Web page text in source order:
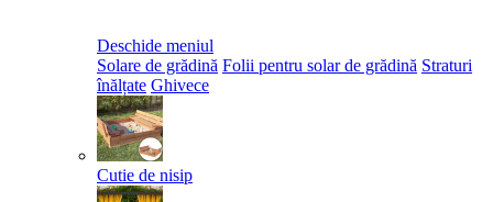
Deschide meniul
Solare de grădină Folii pentru solar de grădină Straturi
înălțate Ghivece
Cutie de nisip